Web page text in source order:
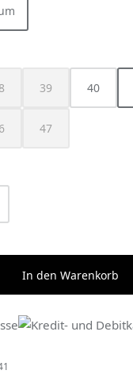
nicht verfügbar.)
ist zurzeit nicht verfügbar.)
(Diese Option ist zurzeit nicht
39
(Diese Option ist
40
nicht verfügbar.)
ist zurzeit nicht verfügbar.)
(Diese Option ist zurzeit nicht
47
(Diese Option ist
Gib den
In den Warenkorb